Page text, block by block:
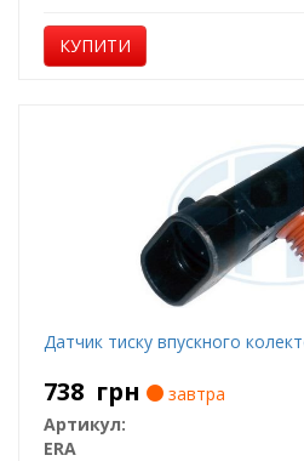
КУПИТИ
Датчик тиску впускного
738 грн
завтра
Артикул:
ERA